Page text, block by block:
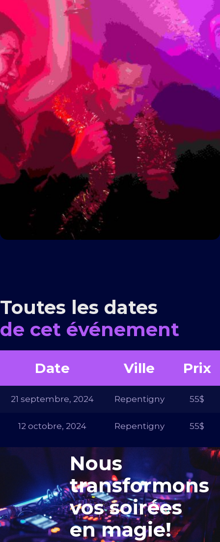
Toutes les dates
de cet événement
Date Ville Prix
21 septembre, 2024 Repentigny 55$
12 octobre, 2024 Repentigny 55$
Nous
transformons
vos soirées
en magie!